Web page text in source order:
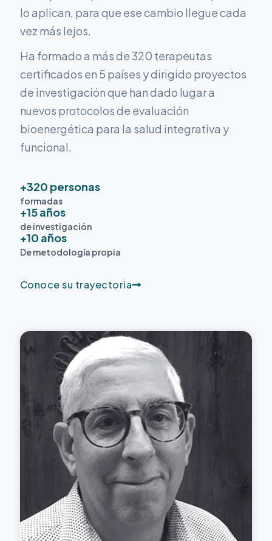
lo aplican, para que ese cambio llegue cada
vez más lejos.
Ha formado a más de 320 terapeutas
certificados en 5 países y dirigido proyectos
de investigación que han dado lugar a
nuevos protocolos de evaluación
bioenergética para la salud integrativa y
funcional.
+320 personas
formadas
+15 años
de investigación
+10 años
De metodología propia
Conoce su trayectoria